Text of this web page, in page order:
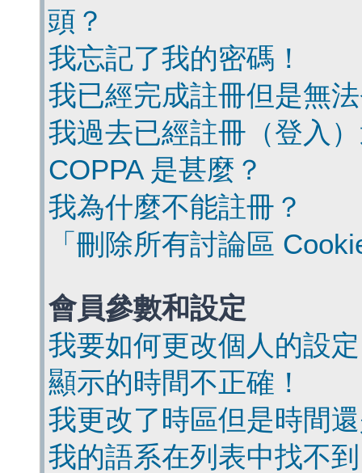
頭？
我忘記了我的密碼！
我已經完成註冊但是無
我過去已經註冊（登入
COPPA 是甚麼？
我為什麼不能註冊？
「刪除所有討論區
會員參數和設定
我要如何更改個人的設
顯示的時間不正確！
我更改了時區但是時間
我的語系在列表中找不